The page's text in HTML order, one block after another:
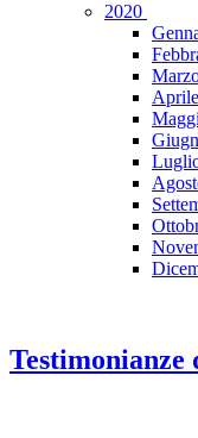
2020
Aprile
Testimonianze